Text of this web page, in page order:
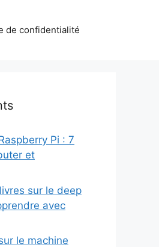
de confidentialité
Pi : 7
et
sur le deep
avec
le machine